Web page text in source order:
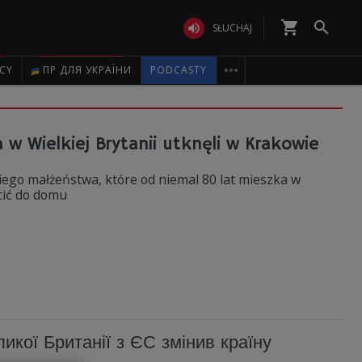
 SŁUCHAJ shopping_cart 
ПР ДЛЯ УКРАЇНИ PODCASTY 
Wielkiej Brytanii utknęli w Krakowie
małżeństwa, które od niemal 80 lat mieszka w
do domu
Британії з ЄС змінив країну